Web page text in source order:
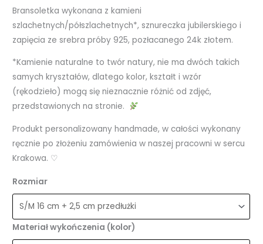
Bransoletka wykonana z kamieni
szlachetnych/półszlachetnych*, sznureczka jubilerskiego i
zapięcia ze srebra próby 925, pozłacanego 24k złotem.
*Kamienie naturalne to twór natury, nie ma dwóch takich
samych kryształów, dlatego kolor, kształt i wzór
(rękodzieło) mogą się nieznacznie różnić od zdjęć,
przedstawionych na stronie.
Produkt personalizowany handmade, w całości wykonany
ręcznie po złożeniu zamówienia w naszej pracowni w sercu
Krakowa. ♡
Rozmiar
Materiał wykończenia (kolor)